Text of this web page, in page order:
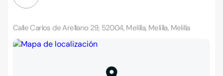
Calle Carlos de Arellano 29, 52004, Melilla, Melilla, Melilla